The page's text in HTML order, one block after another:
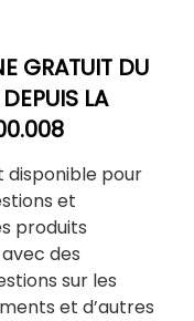
GRATUIT DU
LA
disponible pour
et
produits
des
sur les
et d’autres